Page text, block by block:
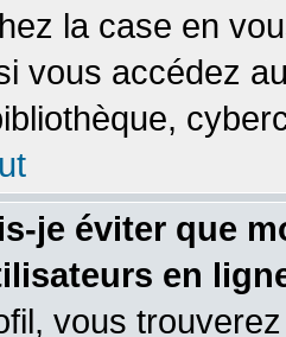
la case en
vous accédez
je éviter que
en
vous